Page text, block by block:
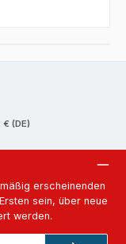
(DE)
erscheinenden
sein, über neue
werden.